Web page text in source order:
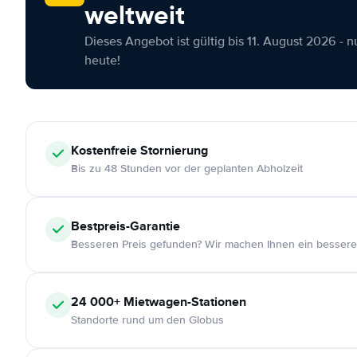
weltweit
Dieses Angebot ist gültig bis 11. August 2026 -
heute!
KostenfreieStornierung
Bis zu 48 Stunden vor der geplanten Abholzeit
Bestpreis-Garantie
Besseren Preis gefunden? Wir machen Ihnen ein
24 000+ Mietwagen-Stationen
Standorte rund um den Globus